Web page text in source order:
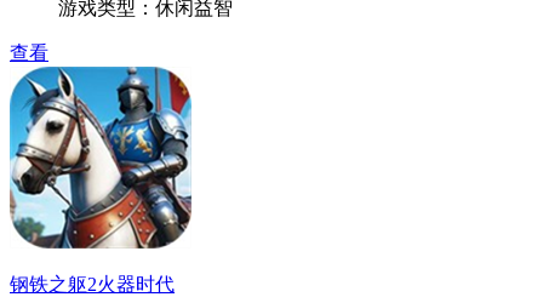
游戏类型：休闲益智
查看
钢铁之躯2火器时代